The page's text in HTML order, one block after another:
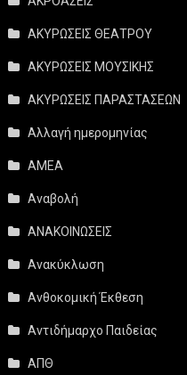
ΑΚΥΡΩΣΕΙΣ ΘΕΑΤΡΟΥ
ΑΚΥΡΩΣΕΙΣ ΜΟΥΣΙΚΗΣ
ΑΚΥΡΩΣΕΙΣ ΠΑΡΑΣΤΑΣΕΩΝ
Αλλαγή ημερομηνίας
ΑΜΕΑ
Αναβολή
ΑΝΑΚΟΙΝΩΣΕΙΣ
Ανακύκλωση
Ανθοκομική Έκθεση
Αντιδήμαρχο Παιδείας
ΑΠΘ